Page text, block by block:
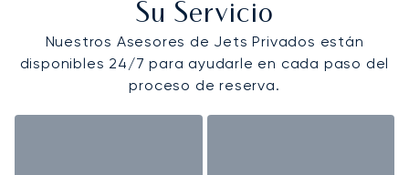
Su Servicio
Nuestros Asesores de Jets Privados están
disponibles 24/7 para ayudarle en cada paso del
proceso de reserva.